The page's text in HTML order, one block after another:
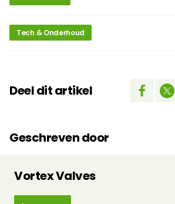
Tech & Onderhoud
Deel dit artikel
Geschreven door
Vortex Valves